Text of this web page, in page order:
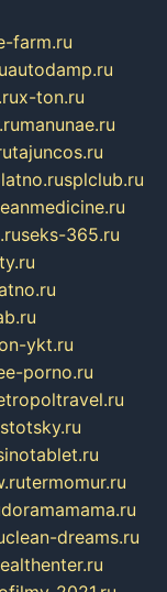
farm.ru
autodamp.ru
x-ton.ru
manunae.ru
tajuncos.ru
splclub.ru
seks-365.ru
ykt.ru
porno.ru
termomur.ru
doramamama.ru
clean-dreams.ru